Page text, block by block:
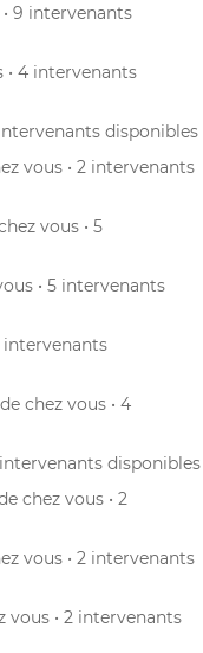
• 9 intervenants
• 4 intervenants
disponibles
vous • 2 intervenants
vous • 5
• 5 intervenants
intervenants
chez vous • 4
disponibles
chez vous • 2
vous • 2 intervenants
vous • 2 intervenants